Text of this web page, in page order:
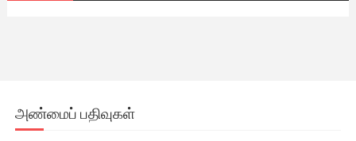
அண்மைப் பதிவுகள்